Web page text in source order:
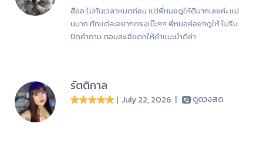
ฮืออ ไม่ทันเวลาหมดก่อน เเต่พี่หมอดูให้ดีมากเลยค่ะ เเม่
นมาก ทักเเต่ละอยากตรงเป๊ะๆๆ พี่หมอค่อยๆดูให้ ไม่รีบ
ปิดคำถาม ตอบละเอียดทให้คำเเนะนำดีค่า
รัตติกาล
| July 22, 2026 | ดูดวงสด